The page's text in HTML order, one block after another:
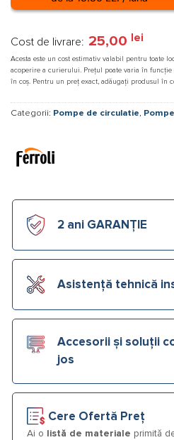
Cost de livrare: 25,00 lei
Acesta este un cost estimativ valabil pentru toate
acoperire a curierului. Prețul poate varia în funcție
în coș. Pentru un preț exact, adăugați produsul în
Categorii: Pompe de circulatie,
2 ani GARANȚIE
Asistență tehnică
Accesorii și soluții
jos
Cere Ofertă Preț
Ai o listă de materiale primită